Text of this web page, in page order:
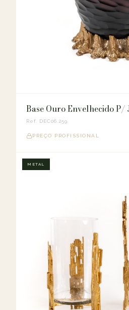
Base Ouro Envelhecido P/
Ref. DEC06.259
PREÇO PROFISSIONAL
METAL